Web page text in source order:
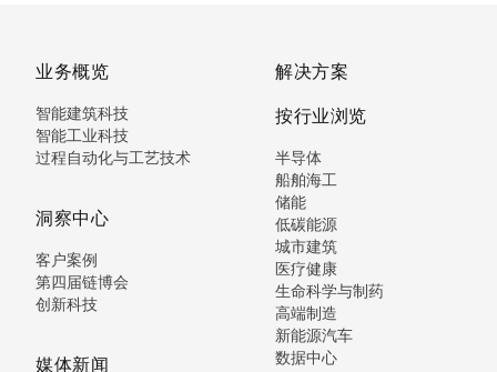
业务概览
智能建筑科技
智能工业科技
过程自动化与工艺技术
洞察中心
客户案例
第四届链博会
创新科技
媒体新闻
解决方案
按行业浏览
半导体
船舶海工
储能
低碳能源
城市建筑
医疗健康
生命科学与制药
高端制造
新能源汽车
数据中心